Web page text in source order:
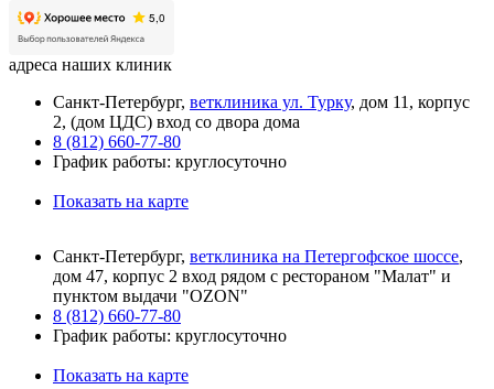
адреса наших клиник
Санкт-Петербург, ветклиника ул. Турку, дом 11, корпус
2, (дом ЦДС) вход со двора дома
8 (812) 660-77-80
График работы: круглосуточно
Показать на карте
Санкт-Петербург, ветклиника на Петергофское шоссе,
дом 47, корпус 2 вход рядом с рестораном "Малат" и
пунктом выдачи "OZON"
8 (812) 660-77-80
График работы: круглосуточно
Показать на карте